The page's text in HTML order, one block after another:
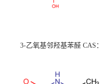
3-乙氧基邻羟基苯醛 CAS：
校可先用后付